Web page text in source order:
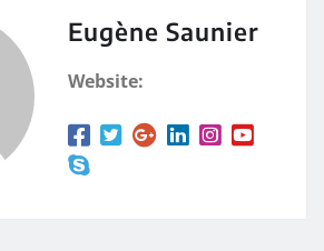
Eugène Saunier
Website: